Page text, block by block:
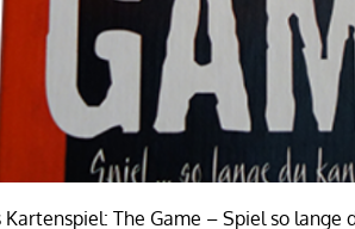
The Game – Spiel so lange